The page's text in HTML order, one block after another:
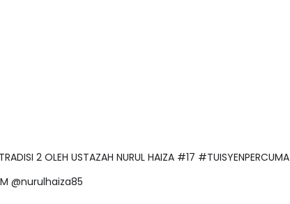
2 OLEH USTAZAH NURUL HAIZA #17 #TUISYENPERCUMA
@nurulhaiza85